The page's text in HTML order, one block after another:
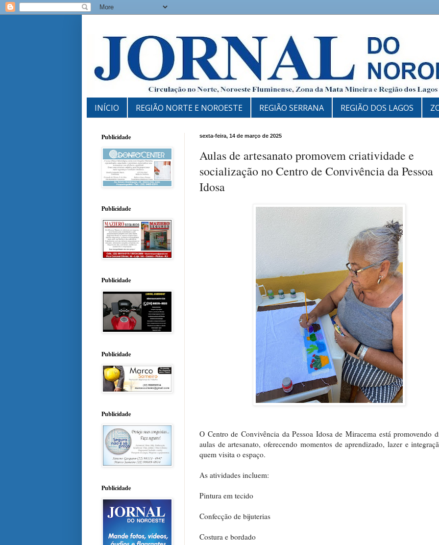
INÍCIO REGIÃO NORTE E NOROESTE REGIÃO SERRANA REGIÃO DOS LAGOS
sexta-feira, 14 de março de 2025
Aulas de artesanato promovem criatividade e
socialização no Centro de Convivência da Pessoa
Idosa
O Centro de Convivência da Pessoa Idosa de Miracema está promovendo
aulas de artesanato, oferecendo momentos de aprendizado, lazer e
quem visita o espaço.
As atividades incluem:
Pintura em tecido
Confecção de bijuterias
Costura e bordado
Publicidade
Publicidade
Publicidade
Publicidade
Publicidade
Publicidade